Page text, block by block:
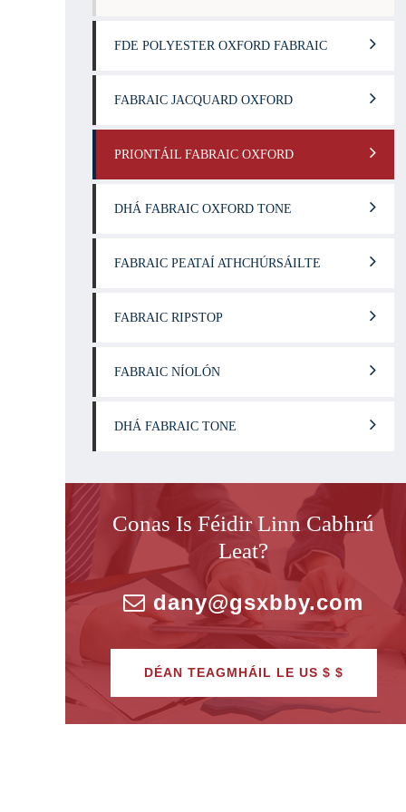
FDE POLYESTER OXFORD FABRAIC
FABRAIC JACQUARD OXFORD
PRIONTÁIL FABRAIC OXFORD
DHÁ FABRAIC OXFORD TONE
FABRAIC PEATAÍ ATHCHÚRSÁILTE
FABRAIC RIPSTOP
FABRAIC NÍOLÓN
DHÁ FABRAIC TONE
Conas Is Féidir Linn Cabhrú
Leat?
dany@gsxbby.com
DÉAN TEAGMHÁIL LE US $ $